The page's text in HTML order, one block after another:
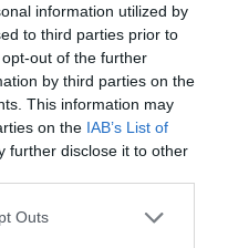
information utilized by
to third parties prior to
out of the further
by third parties on the
This information may
on the IAB’s List of
further disclose it to other
one or more Google
Outs